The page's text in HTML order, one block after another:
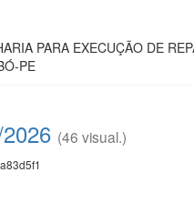
PARA EXECUÇÃO DE
PE
(46 visual.)